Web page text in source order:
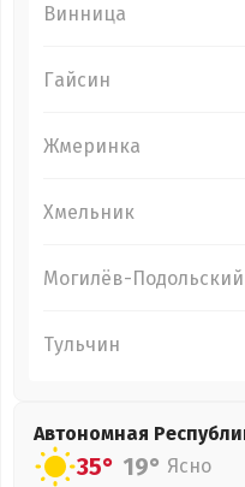
Винница
Гайсин
Жмеринка
Хмельник
Могилёв-Подольский
Тульчин
Автономная
35° 19° Ясно